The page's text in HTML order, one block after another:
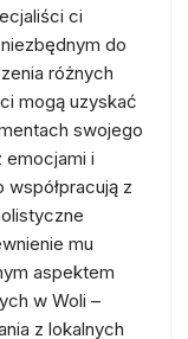
ci
do
różnych
mogą uzyskać
swojego
emocjami i
z
mu
aspektem
w Woli –
z lokalnych